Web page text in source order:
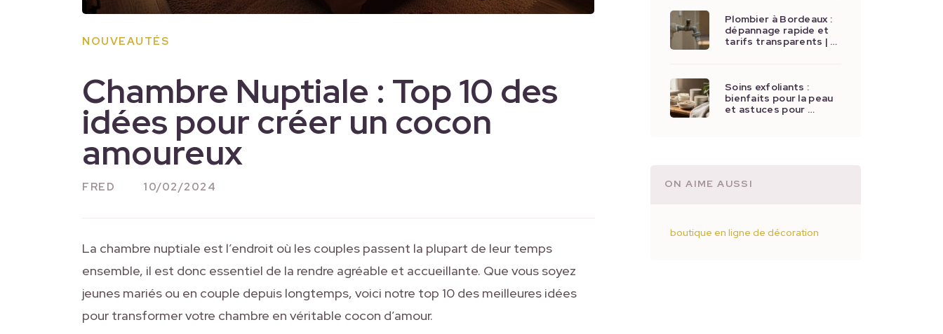
NOUVEAUTÉS
Chambre Nuptiale : Top 10 des
idées pour créer un cocon
amoureux
FRED 10/02/2024
La chambre nuptiale est l’endroit où les couples passent la plupart de leur temps
ensemble, il est donc essentiel de la rendre agréable et accueillante. Que vous soyez
jeunes mariés ou en couple depuis longtemps, voici notre top 10 des meilleures idées
pour transformer votre chambre en véritable cocon d’amour.
Plombier à Bordeaux :
dépannage rapide et
tarifs transparents | …
Soins exfoliants :
bienfaits pour la peau
et astuces pour …
ON AIME AUSSI
boutique en ligne de décoration